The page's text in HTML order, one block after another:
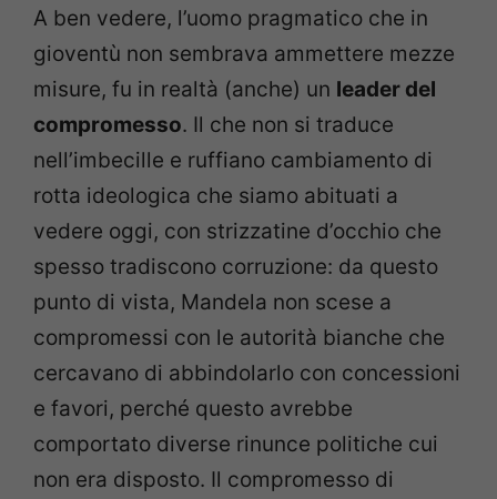
A ben vedere, l’uomo pragmatico che in
gioventù non sembrava ammettere mezze
misure, fu in realtà (anche) un leader del
compromesso. Il che non si traduce
nell’imbecille e ruffiano cambiamento di
rotta ideologica che siamo abituati a
vedere oggi, con strizzatine d’occhio che
spesso tradiscono corruzione: da questo
punto di vista, Mandela non scese a
compromessi con le autorità bianche che
cercavano di abbindolarlo con concessioni
e favori, perché questo avrebbe
comportato diverse rinunce politiche cui
non era disposto. Il compromesso di